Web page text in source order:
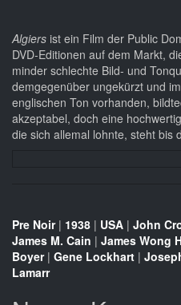
Algiers ist ein Film der Public
DVD-Editionen auf dem Markt,
minder schlechte Bild- und
demgegenüber ungekürzt und
englischen Ton vorhanden,
akzeptabel, doch eine
die sich allemal lohnte, steht bis
Pre Noir| 1938 | USA | John
James M. Cain | James Wong
Boyer| Gene Lockhart |
Lamarr